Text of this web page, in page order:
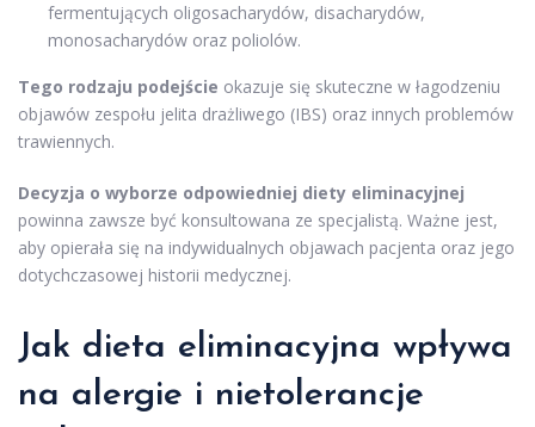
fermentujących oligosacharydów, disacharydów,
monosacharydów oraz poliolów.
Tego rodzaju podejście okazuje się skuteczne w łagodzeniu
objawów zespołu jelita drażliwego (IBS) oraz innych problemów
trawiennych.
Decyzja o wyborze odpowiedniej diety eliminacyjnej
powinna zawsze być konsultowana ze specjalistą. Ważne jest,
aby opierała się na indywidualnych objawach pacjenta oraz jego
dotychczasowej historii medycznej.
Jak dieta eliminacyjna wpływa
na alergie i nietolerancje